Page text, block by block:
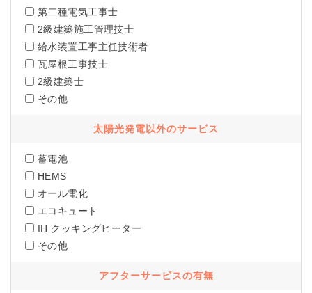
第二種電気工事士
2級建築施工管理技士
給水装置工事主任技術者
瓦屋根工事技士
2級建築士
その他
太陽光発電以外のサービス
蓄電池
HEMS
オール電化
エコキュート
IH クッキングヒーター
その他
アフターサービスの有無